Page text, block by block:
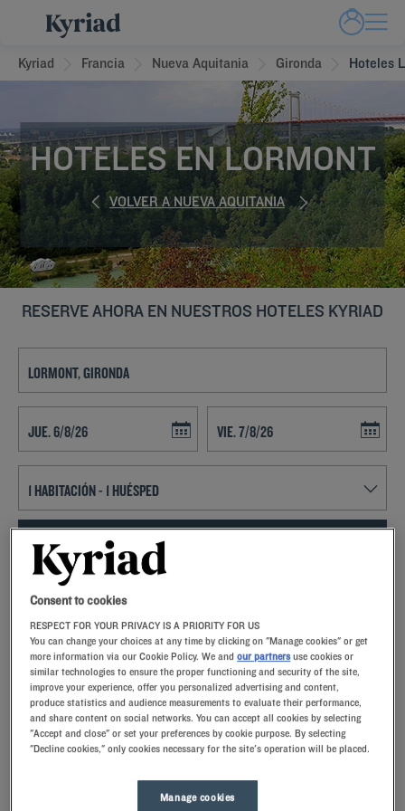
Kyriad Francia Nueva Aquitania Gironda Hoteles
HOTELES EN LORMONT
VOLVER A NUEVA AQUITANIA
RESERVE AHORA EN NUESTROS HOTELES KYRIAD
ENCONTRAR UN HOTEL
Añadir un código especial
Enamórese de la magnífica ciudad, de sus gentes y de su Fiesta de las
Luces gracias a la perfecta ubicación de los Hoteles Kyriad en
Lormont
Permítase un capricho y pruebe nuestros hoteles Kyriad en
Consent to cookies
RESPECT FOR YOUR PRIVACY IS A PRIORITY FOR US
You can change your choices at any time by clicking on "Manage cookies" or get
more information via our Cookie Policy. We andour partners use cookies or
similar technologies to ensure the proper functioning and security of the site,
improve your experience, offer you personalized advertising and content,
produce statistics and audience measurements to evaluate their performance,
and share content on social networks. You can accept all cookies by selecting
"Accept and close" or set your preferences by cookie purpose. By selecting
"Decline cookies," only cookies necessary for the site's operation will be placed.
Manage cookies